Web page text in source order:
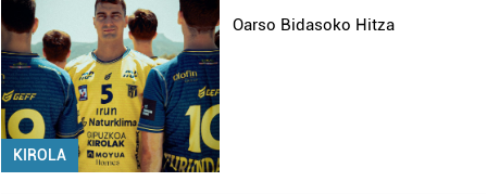
KIROLA
Oarso Bidasoko Hitza